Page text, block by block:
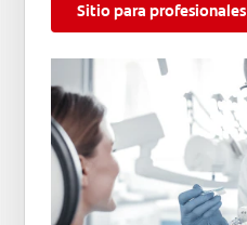
Sitio para profesionales